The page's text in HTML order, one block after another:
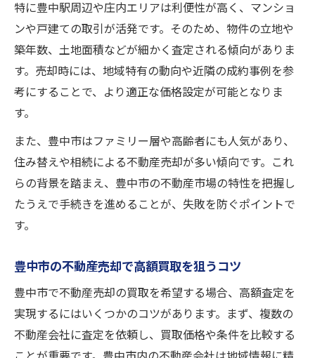
豊中市で不動産売却を成功させる判断基準
買取を選ぶ場合のスムーズな売却の流れ
仲介で高額査定を目指すためのポイント
不動産売却における買取活用の具体例
豊中市で即現金化したい方へのアドバイス
リスク回避と不動産売却のポイント解説
売却後の税金対策で損をしないポイント
不動産売却に伴う確定申告の流れを解説
安心して不動産売却を終えるための準備
税理士と連携した不動産売却サポート活用
特に豊中駅周辺や庄内エリアは利便性が高く、マンショ
ンや戸建ての取引が活発です。そのため、物件の立地や
築年数、土地面積などが細かく査定される傾向がありま
す。売却時には、地域特有の動向や近隣の成約事例を参
考にすることで、より適正な価格設定が可能となりま
す。
また、豊中市はファミリー層や高齢者にも人気があり、
住み替えや相続による不動産売却が多い傾向です。これ
らの背景を踏まえ、豊中市の不動産市場の特性を把握し
たうえで手続きを進めることが、失敗を防ぐポイントで
す。
豊中市の不動産売却で高額買取を狙うコツ
豊中市で不動産売却の買取を希望する場合、高額査定を
実現するにはいくつかのコツがあります。まず、複数の
不動産会社に査定を依頼し、買取価格や条件を比較する